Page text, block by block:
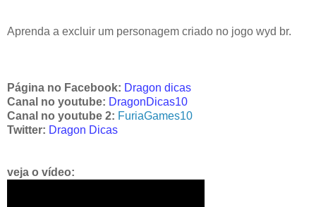
Aprenda a excluir um personagem criado no jogo wyd br.
Página no Facebook: Dragon dicas
Canal no youtube: DragonDicas10
Canal no youtube 2: FuriaGames10
Twitter: Dragon Dicas
veja o vídeo: